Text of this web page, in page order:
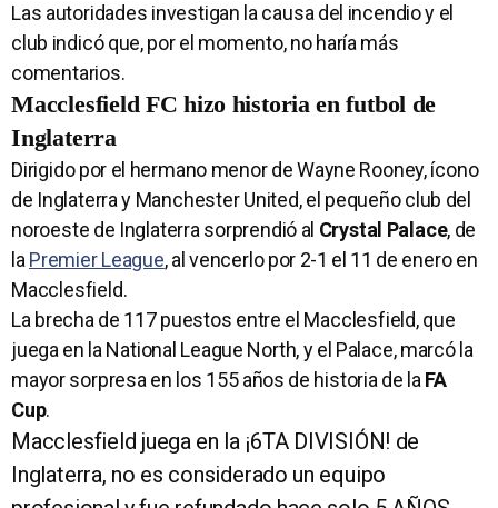
Las autoridades investigan la causa del incendio y el
club indicó que, por el momento, no haría más
comentarios.
Macclesfield FC hizo historia en futbol de
Inglaterra
Dirigido por el hermano menor de Wayne Rooney, ícono
de Inglaterra y Manchester United, el pequeño club del
noroeste de Inglaterra sorprendió al Crystal Palace, de
laPremier League, al vencerlo por 2-1 el 11 de enero en
Macclesfield.
La brecha de 117 puestos entre el Macclesfield, que
juega en la National League North, y el Palace, marcó la
mayor sorpresa en los 155 años de historia de laFA
Cup.
Macclesfield juega en la ¡6TA DIVISIÓN! de
Inglaterra, no es considerado un equipo